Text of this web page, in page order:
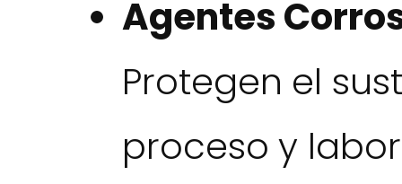
Agentes
Protegen el
proceso y